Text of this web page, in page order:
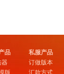
品
器
版
私服产品
订做版本
汇款方式